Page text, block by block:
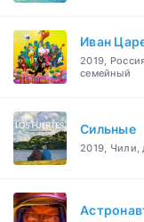
Иван
2019,
семейный
Сильные
2019, Чили,